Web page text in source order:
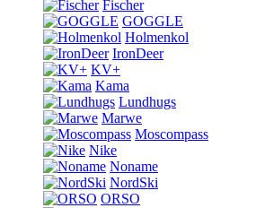
Fischer
GOGGLE
Holmenkol
IronDeer
KV+
Kama
Lundhugs
Marwe
Moscompass
Nike
Noname
NordSki
ORSO